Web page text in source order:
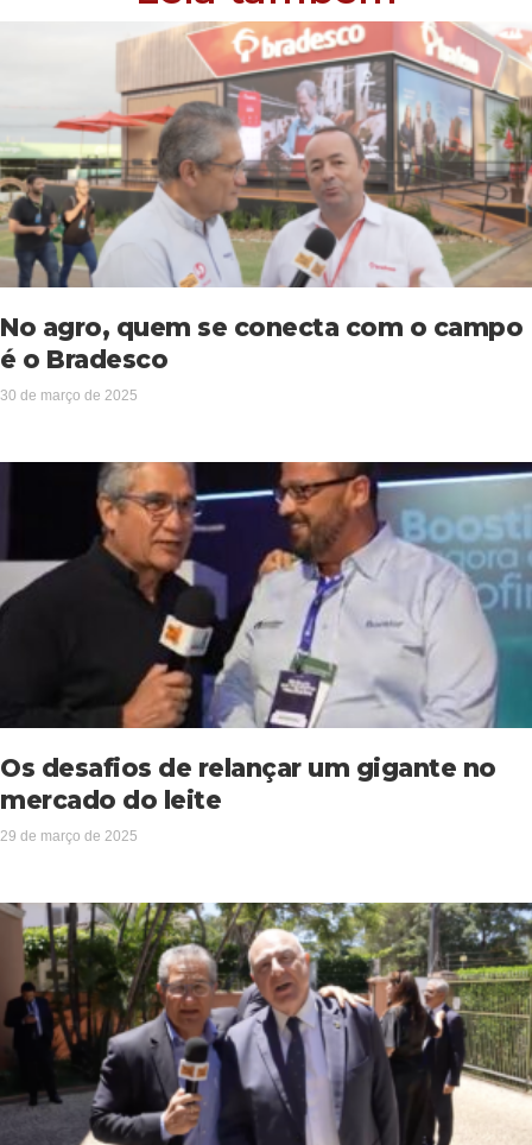
No agro, quem se conecta com o campo
é o Bradesco
30 de março de 2025
Os desafios de relançar um gigante no
mercado do leite
29 de março de 2025